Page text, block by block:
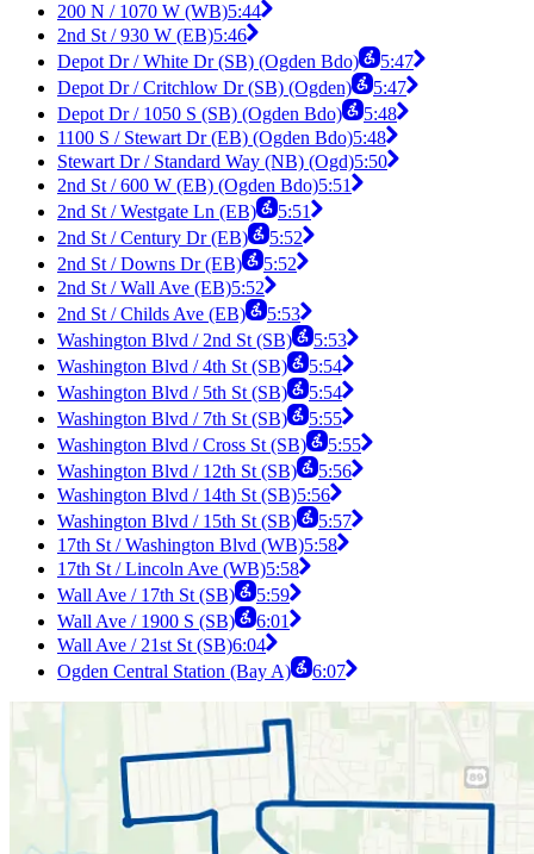
200 N / 1070 W (WB)5:44
2nd St / 930 W (EB)5:46
Depot Dr / White Dr (SB) (Ogden Bdo)
5:47
Depot Dr / Critchlow Dr (SB) (Ogden)
5:47
Depot Dr / 1050 S (SB) (Ogden Bdo)
5:48
1100 S / Stewart Dr (EB) (Ogden Bdo)5:48
Stewart Dr / Standard Way (NB) (Ogd)5:50
2nd St / 600 W (EB) (Ogden Bdo)5:51
2nd St / Westgate Ln (EB)
5:51
2nd St / Century Dr (EB)
5:52
2nd St / Downs Dr (EB)
5:52
2nd St / Wall Ave (EB)5:52
2nd St / Childs Ave (EB)
5:53
Washington Blvd / 2nd St (SB)
5:53
Washington Blvd / 4th St (SB)
5:54
Washington Blvd / 5th St (SB)
5:54
Washington Blvd / 7th St (SB)
5:55
Washington Blvd / Cross St (SB)
5:55
Washington Blvd / 12th St (SB)
5:56
Washington Blvd / 14th St (SB)5:56
Washington Blvd / 15th St (SB)
5:57
17th St / Washington Blvd (WB)5:58
17th St / Lincoln Ave (WB)5:58
Wall Ave / 17th St (SB)
5:59
Wall Ave / 1900 S (SB)
6:01
Wall Ave / 21st St (SB)6:04
Ogden Central Station (Bay A)
6:07